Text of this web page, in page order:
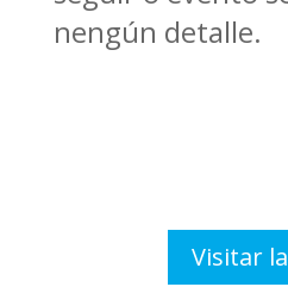
nengún detalle.
Visitar